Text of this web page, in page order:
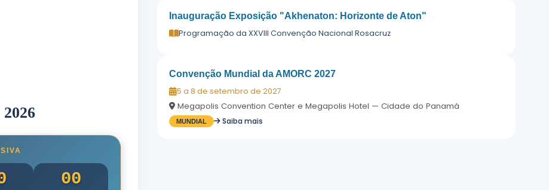
00
Inauguração Exposição "Akhenaton: Horizonte de Aton"
Programação da XXVIII Convenção Nacional Rosacruz
Convenção Mundial da AMORC 2027
5 a 8 de setembro de 2027
Megapolis Convention Center e Megapolis Hotel — Cidade do Panamá
MUNDIAL Saiba mais